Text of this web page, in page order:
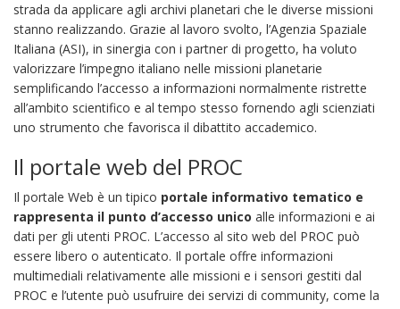
strada da applicare agli archivi planetari che le diverse missioni
stanno realizzando. Grazie al lavoro svolto, l’Agenzia Spaziale
Italiana (ASI), in sinergia con i partner di progetto, ha voluto
valorizzare l’impegno italiano nelle missioni planetarie
semplificando l’accesso a informazioni normalmente ristrette
all’ambito scientifico e al tempo stesso fornendo agli scienziati
uno strumento che favorisca il dibattito accademico.
Il portale web del PROC
Il portale Web è un tipico portale informativo tematico e
rappresenta il punto d’accesso unico alle informazioni e ai
dati per gli utenti PROC. L’accesso al sito web del PROC può
essere libero o autenticato. Il portale offre informazioni
multimediali relativamente alle missioni e i sensori gestiti dal
PROC e l’utente può usufruire dei servizi di community, come la